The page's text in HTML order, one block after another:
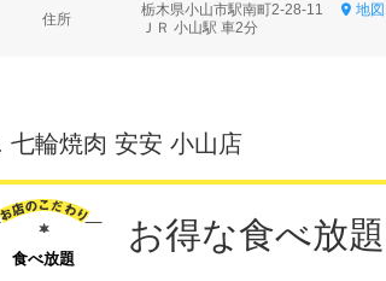
住所
栃木県小山市駅南町2-28-11
地
ＪＲ 小山駅 車2分
七輪焼肉 安安 小山店
食べ放題
お得な食べ放